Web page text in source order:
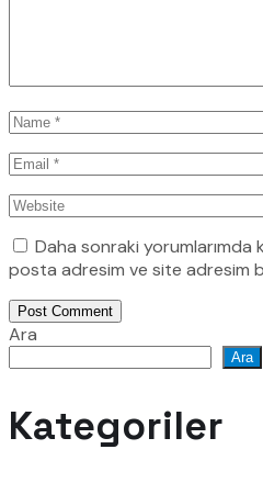
Daha sonraki yorumlarımda
posta adresim ve site adresim
Post Comment
Ara
Ara
Kategoriler